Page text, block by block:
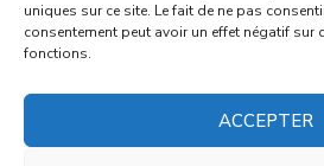
uniques sur ce site. Le fait de ne pas
consentement peut avoir un effet négatif sur
fonctions.
ACCEPTER
Autoradio GPS : un produit
crise